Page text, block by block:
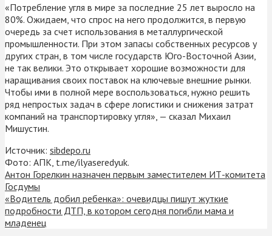
«Потребление угля в мире за последние 25 лет выросло на
80%. Ожидаем, что спрос на него продолжится, в первую
очередь за счет использования в металлургической
промышленности. При этом запасы собственных ресурсов у
других стран, в том числе государств Юго-Восточной Азии,
не так велики. Это открывает хорошие возможности для
наращивания своих поставок на ключевые внешние рынки.
Чтобы ими в полной мере воспользоваться, нужно решить
ряд непростых задач в сфере логистики и снижения затрат
компаний на транспортировку угля», — сказал Михаил
Мишустин.
Источник: sibdepo.ru
Фото: АПК, t.me/ilyaseredyuk.
Антон Горелкин назначен первым заместителем ИТ-комитета
Госдумы
«Водитель добил ребенка»: очевидцы пишут жуткие
подробности ДТП, в котором сегодня погибли мама и
младенец